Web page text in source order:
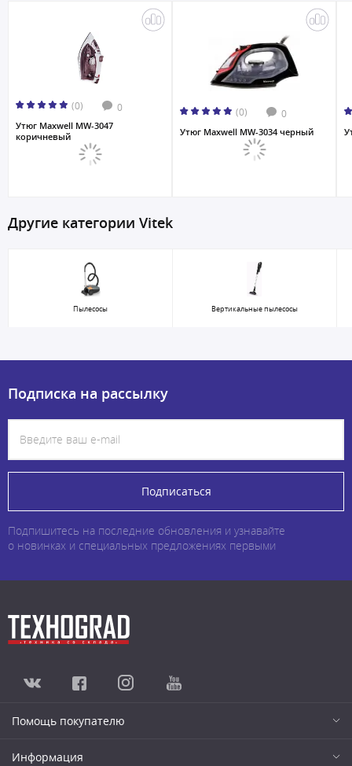
(0) 0
Утюг Maxwell MW-3047
коричневый
(0) 0
Утюг Maxwell MW-3034 черный
Другие категории Vitek
Пылесосы Вертикальные пылесосы
Подписка на рассылку
Подписаться
Подпишитесь на последние обновления и узнавайте
о новинках и специальных предложениях первыми
Помощь покупателю
Информация